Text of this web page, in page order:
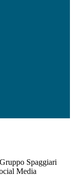
Spaggiari
Media